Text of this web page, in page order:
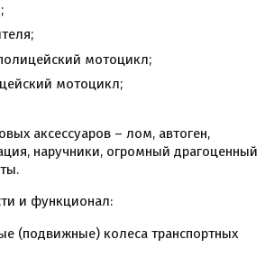
мотоцикл;
мотоцикл;
аксессуаров – лом, автоген,
наручники, огромный драгоценный
и функционал:
(подвижные) колеса транспортных